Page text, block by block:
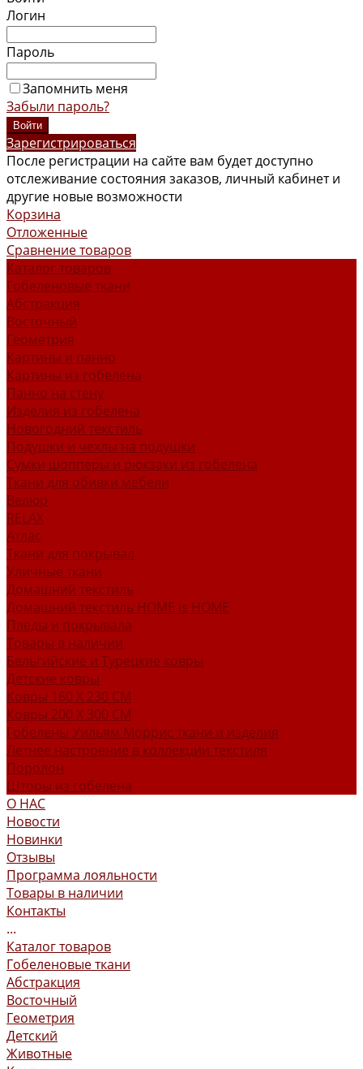
Логин
Пароль
Запомнить меня
Забыли пароль?
Зарегистрироваться
После регистрации на сайте вам будет доступно
отслеживание состояния заказов, личный кабинет и
другие новые возможности
Корзина
Отложенные
Сравнение товаров
Каталог товаров
Гобеленовые ткани
Абстракция
Восточный
Геометрия
Картины и панно
Картины из гобелена
Панно на стену
Изделия из гобелена
Новогодний текстиль
Подушки и чехлы на подушки
Сумки шопперы и рюкзаки из гобелена
Ткани для обивки мебели
Велюр
RELAX
Атлас
Ткани для покрывал
Уличные ткани
Домашний текстиль
Домашний текстиль HOME is HOME
Пледы и покрывала
Товары в наличии
Бельгийские и Турецкие ковры
Детские ковры
Ковры 160 X 230 СМ
Ковры 200 X 300 СМ
Гобелены Уильям Моррис ткани и изделия
Летнее настроение в коллекции текстиля
Поролон
Шторы из гобелена
О НАС
Новости
Новинки
Отзывы
Программа лояльности
Товары в наличии
Контакты
...
Каталог товаров
Гобеленовые ткани
Абстракция
Восточный
Геометрия
Детский
Животные